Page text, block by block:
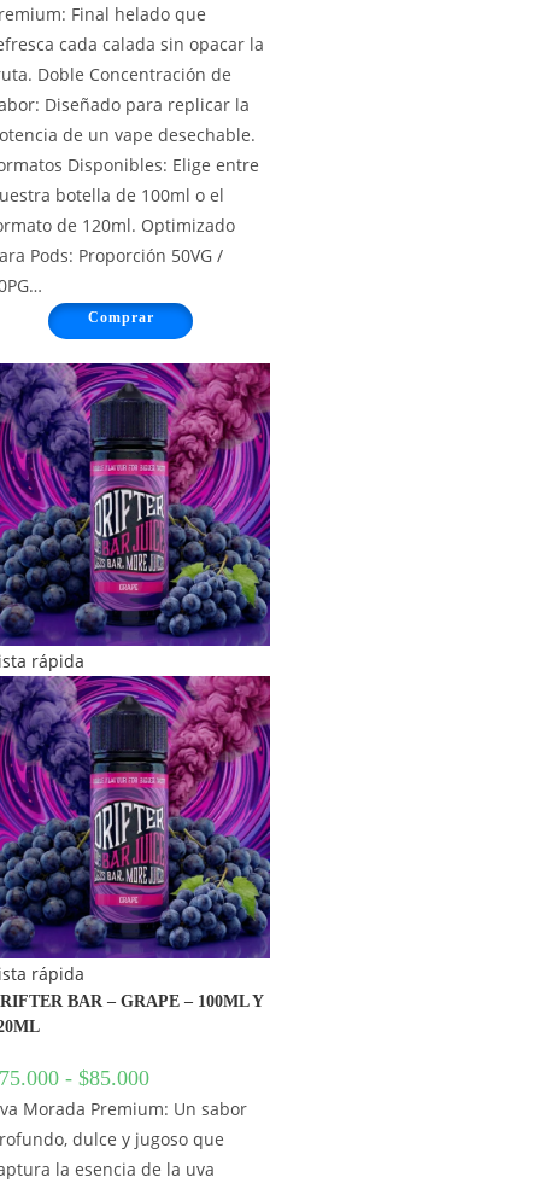
Final helado que
cada calada sin opacar la
Doble Concentración de
Diseñado para replicar la
de un vape desechable.
Disponibles: Elige entre
botella de 100ml o el
de 120ml. Optimizado
Pods: Proporción 50VG /
Comprar
rápida
rápida
BAR – GRAPE – 100ML Y
75.000 - $85.000
Morada Premium: Un sabor
dulce y jugoso que
la esencia de la uva